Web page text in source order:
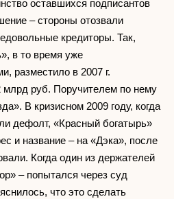
оставшихся подписантов
– стороны отозвали
кредиторы. Так,
в то время уже
разместило в 2007 г.
млрд руб. Поручителем по нему
В кризисном 2009 году, когда
дефолт, «Красный богатырь»
и название – на «Дэка», после
Когда один из держателей
– попытался через суд
что это сделать